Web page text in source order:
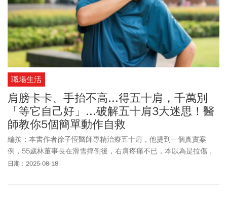
職場生活
肩膀卡卡、手抬不高...得五十肩，千萬別
「等它自己好」...破解五十肩3大迷思！醫
師教你5個簡單動作自救
編按：本書作者徐子恆醫師專精治療五十肩，他提到一個真實案
例，55歲林董事長在滑雪摔倒後，右肩疼痛不已，本以為是拉傷，
擦藥膏、休息，卻沒有好轉，連穿西裝都痛，被醫師看出端倪：
日期：2025-08-18